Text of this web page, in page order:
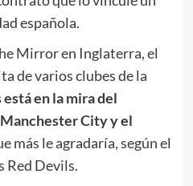
española.
Mirror en Inglaterra, el
de varios clubes de la
está en la mira del
City y el
más le agradaría, según el
Red Devils.